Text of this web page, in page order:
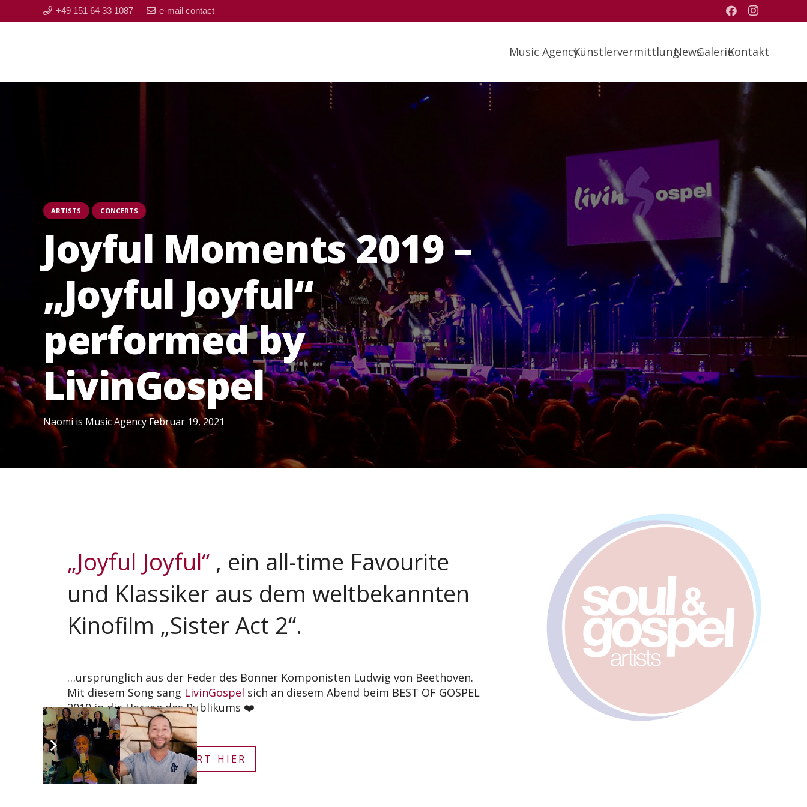
+49 151 64 33 1087 e-mail contact
Music AgencyKünstlervermittlungNewsGalerieKontakt
ARTISTS CONCERTS
Joyful Moments 2019 –
„Joyful Joyful“
performed by
LivinGospel
Naomi is Music AgencyFebruar 19, 2021
„Joyful Joyful“ , ein all-time Favourite
und Klassiker aus dem weltbekannten
Kinofilm „Sister Act 2“.
…ursprünglich aus der Feder des Bonner Komponisten Ludwig von Beethoven.
Mit diesem Song sang LivinGospel sich an diesem Abend beim BEST OF GOSPEL
2019 in die Herzen des Publikums ❤️
FOTOS VOM KONZERT HIER